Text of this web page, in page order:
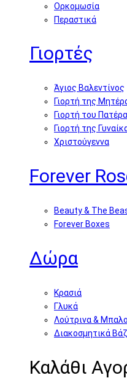
Ορκομωσία
Περαστικά
Γιορτές
Άγιος Βαλεντίνος
Γιορτή της
Γιορτή του Πατέρα
Γιορτή της
Χριστούγεννα
Forever
Beauty & The
Forever Boxes
Δώρα
Κρασιά
Γλυκά
Λούτρινα &
Διακοσμητικά
Καλάθι